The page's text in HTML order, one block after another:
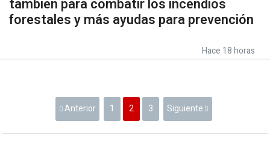
también para combatir los incendios
forestales y más ayudas para prevención
Hace 18 horas
Anterior 1 2 3 Siguiente